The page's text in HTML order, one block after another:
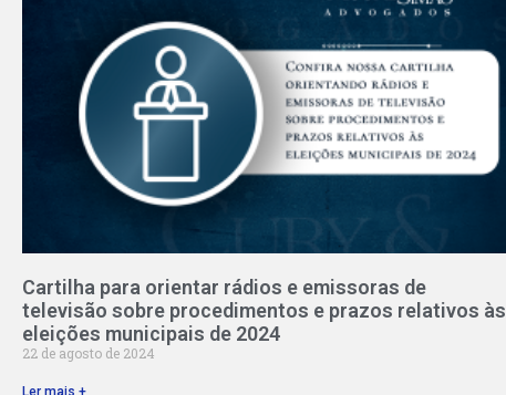
Cartilha para orientar rádios e emissoras de
televisão sobre procedimentos e prazos relativos às
eleições municipais de 2024
22 de agosto de 2024
Ler mais +